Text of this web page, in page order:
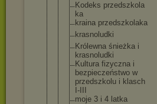
Kodeks przedszkola
ka
kraina przedszkolaka
krasnoludki
Królewna śnieżka i
krasnoludki
Kultura fizyczna i
bezpieczeństwo w
przedszkolu i klasch
I-III
moje 3 i 4 latka